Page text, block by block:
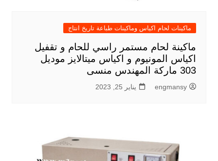
ماكينات لحام اكياس وماكينات طباعة تاريخ انتاج
ماكينة لحام مستمر راسي للحام و تقفيل
اكياس المونيوم و اكياس ميتالايز موديل
303 ماركة المهندس منسى
engmansy يناير 25, 2023